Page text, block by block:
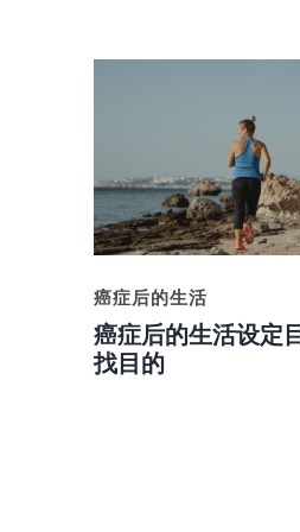
癌症后的生活
癌症后的生活设定
找目的